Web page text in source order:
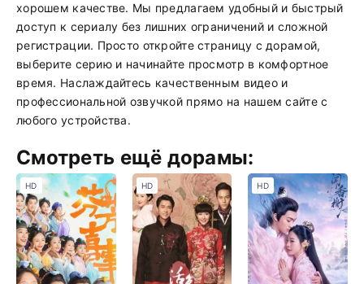
хорошем качестве. Мы предлагаем удобный и быстрый
доступ к сериалу без лишних ограничений и сложной
регистрации. Просто откройте страницу с дорамой,
выберите серию и начинайте просмотр в комфортное
время. Наслаждайтесь качественным видео и
профессиональной озвучкой прямо на нашем сайте с
любого устройства.
Смотреть ещё дорамы:
HD HD HD